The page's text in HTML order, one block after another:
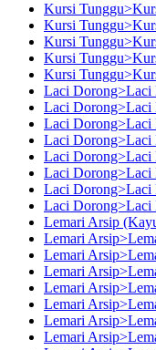
Kursi
Kursi
Kursi
Kursi
Kursi
Laci Dorong>Laci
Laci Dorong>Laci
Laci Dorong>Laci
Laci Dorong>Laci
Laci Dorong>Laci
Laci Dorong>Laci
Laci Dorong>Laci
Laci Dorong>Laci
Lemari Arsip
Lemari
Lemari
Lemari
Lemari
Lemari
Lemari
Lemari